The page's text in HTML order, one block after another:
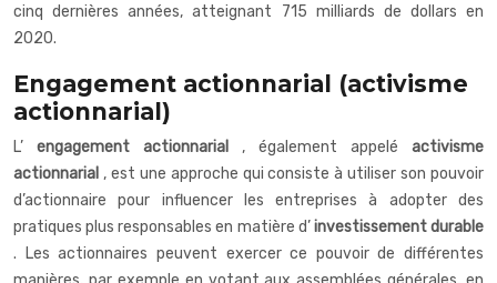
cinq dernières années, atteignant 715 milliards de dollars en
2020.
Engagement actionnarial (activisme
actionnarial)
L’ engagement actionnarial , également appelé activisme
actionnarial , est une approche qui consiste à utiliser son pouvoir
d’actionnaire pour influencer les entreprises à adopter des
pratiques plus responsables en matière d’investissement durable
. Les actionnaires peuvent exercer ce pouvoir de différentes